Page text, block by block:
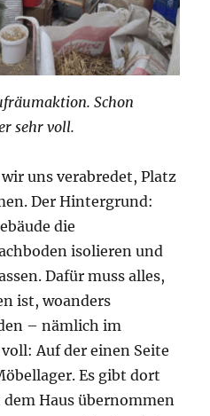
Schon
sehr voll.
uns verabredet, Platz
Der Hintergrund:
die
isolieren und
Dafür muss alles,
ist, woanders
– nämlich im
Auf der einen Seite
Es gibt dort
Haus übernommen